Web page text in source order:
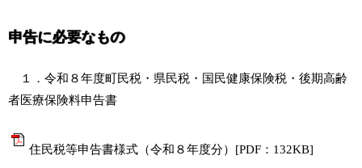
申告に必要なもの
１．令和８年度町民税・県民税・国民健康保険税・後期高齢
者医療保険料申告書
住民税等申告書様式（令和８年度分）[PDF：132KB]